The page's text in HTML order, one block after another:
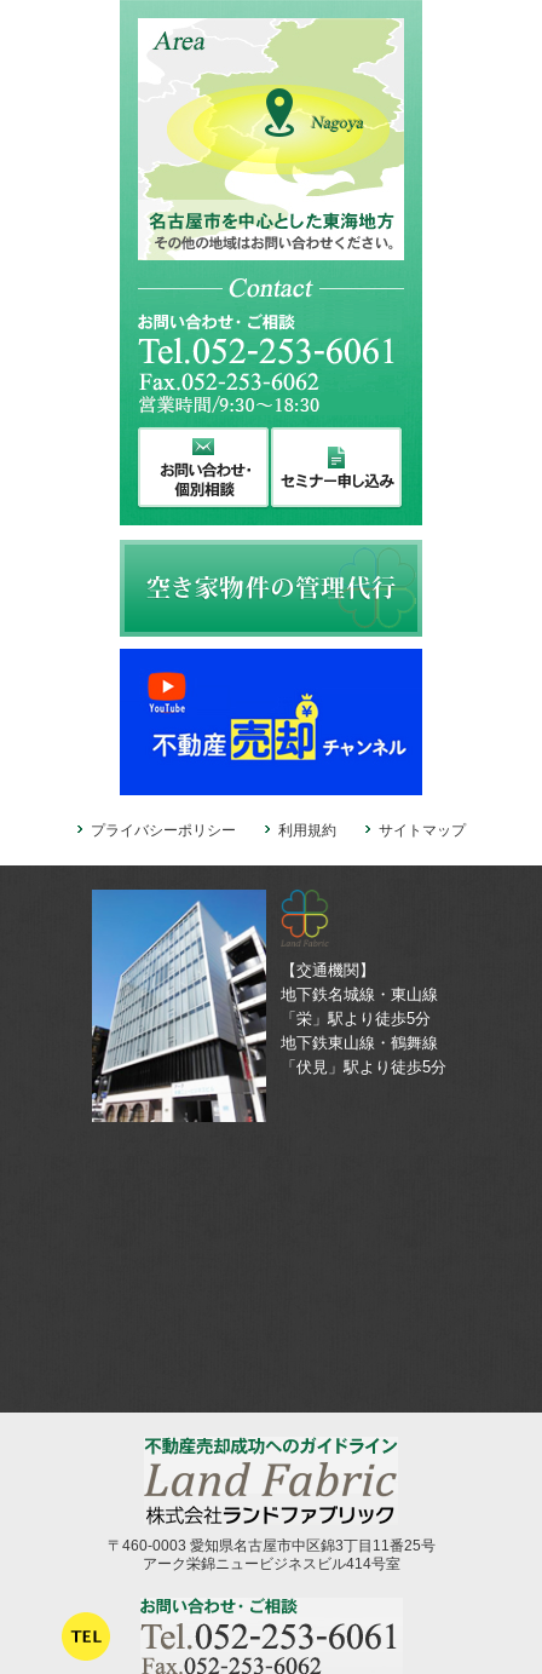
プライバシーポリシー 利用規約 サイトマップ
〒460-0003 愛知県名古屋市中区錦3丁目11番25号
アーク栄錦ニュービジネスビル414号室
【交通機関】
地下鉄名城線・東山線
「栄」駅より徒歩5分
地下鉄東山線・鶴舞線
「伏見」駅より徒歩5分